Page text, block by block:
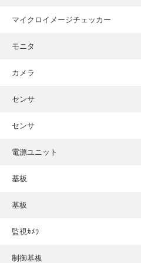
マイクロイメージチェッカー
モニタ
カメラ
センサ
センサ
電源ユニット
基板
基板
監視ｶﾒﾗ
制御基板